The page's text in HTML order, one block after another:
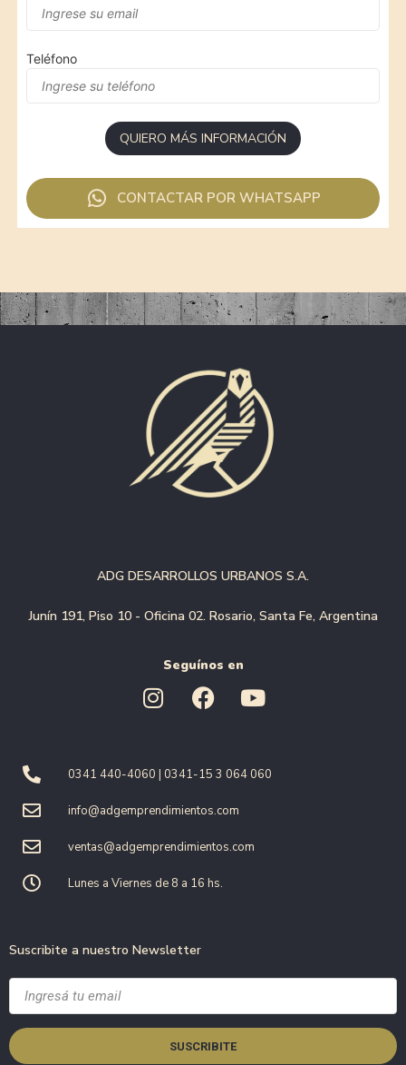
Teléfono
QUIERO MÁS INFORMACIÓN
CONTACTAR POR WHATSAPP
ADG DESARROLLOS URBANOS S.A.
Junín 191, Piso 10 - Oficina 02. Rosario, Santa Fe, Argentina
Seguínos en
0341 440-4060 | 0341-15 3 064 060
info@adgemprendimientos.com
ventas@adgemprendimientos.com
Lunes a Viernes de 8 a 16 hs.
Suscribite a nuestro Newsletter
SUSCRIBITE